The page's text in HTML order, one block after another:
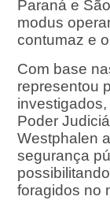
Paraná e
modus
contumaz e
Com base
representou
Poder
Westphalen
segurança
foragidos no